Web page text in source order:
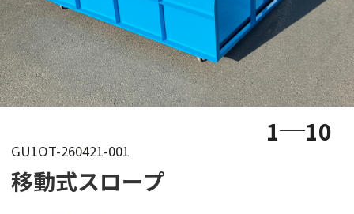
1 10
GU1OT-260421-001
移動式スロープ